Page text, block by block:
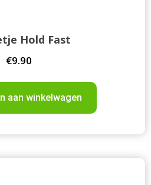
Hold Fast
€9.90
aan winkelwagen